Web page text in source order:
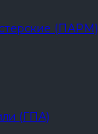
(ПАРМ)
(ГПА)